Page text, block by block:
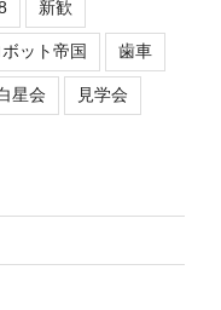
新歓
ット帝国 歯車
星会 見学会